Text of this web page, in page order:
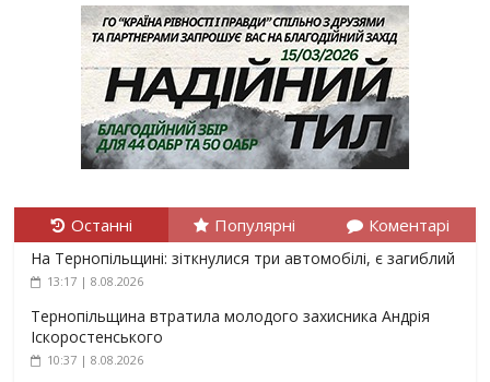
Останні Популярні Коментарі
На Тернопільщині: зіткнулися три автомобілі, є загиблий
13:17 | 8.08.2026
Тернопільщина втратила молодого захисника Андрія
Іскоростенського
10:37 | 8.08.2026